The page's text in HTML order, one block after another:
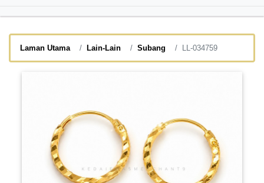
Laman Utama Lain-Lain Subang LL-034759